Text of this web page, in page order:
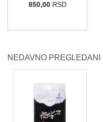
850,00RSD
NEDAVNO PREGLEDANI